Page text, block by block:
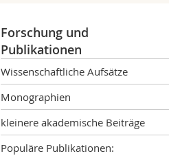
Forschung und
Publikationen
Wissenschaftliche Aufsätze
Monographien
kleinere akademische Beiträge
Populäre Publikationen: